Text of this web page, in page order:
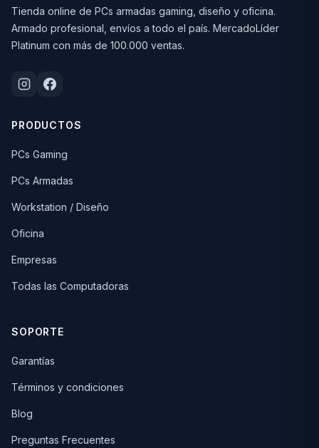
Tienda online de PCs armadas gaming, diseño y oficina.
Armado profesional, envíos a todo el país. MercadoLíder
Platinum con más de 100.000 ventas.
PRODUCTOS
PCs Gaming
PCs Armadas
Workstation / Diseño
Oficina
Empresas
Todas las Computadoras
SOPORTE
Garantías
Términos y condiciones
Blog
Preguntas Frecuentes